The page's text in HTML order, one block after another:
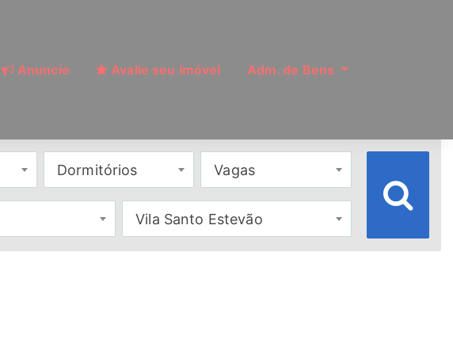
Anuncie Avalie seu imóvel Adm. de Bens
Dormitórios Vagas
Vila Santo Estevão